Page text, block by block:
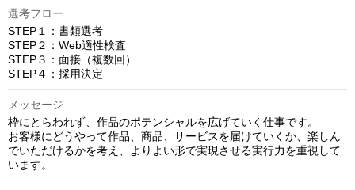
選考フロー
STEP１：書類選考
STEP２：Web適性検査
STEP３：面接（複数回）
STEP４：採用決定
メッセージ
枠にとらわれず、作品のポテンシャルを広げていく仕事です。
お客様にどうやって作品、商品、サービスを届けていくか、楽しん
でいただけるかを考え、よりよい形で実現させる実行力を重視して
います。